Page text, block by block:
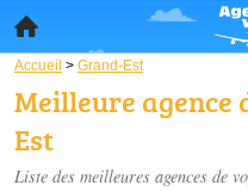
Accueil > Grand-Est
Meilleure agence
Est
Liste des meilleures agences de